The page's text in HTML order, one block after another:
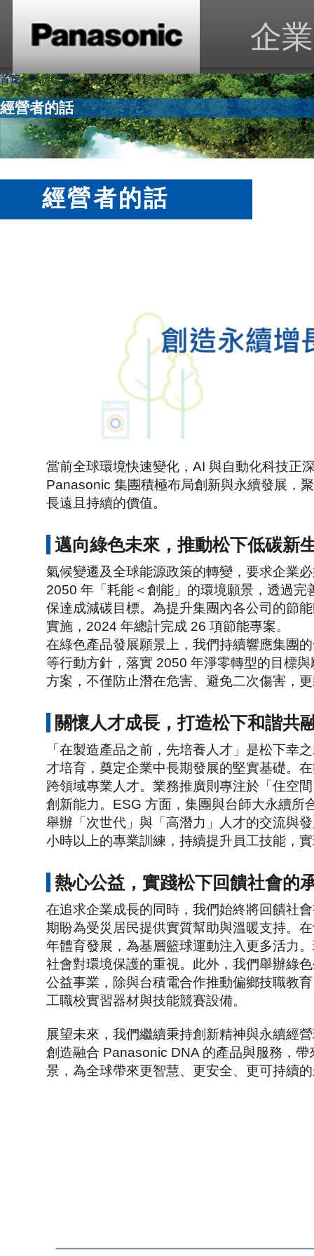
企
首頁> 永續經營 > 永續松下 > 經營者的話
經營者的話
經營者的話
當前全球環境快速變化，AI 與自動化科技正
Panasonic 集團積極布局創新與永續發展，
長遠且持續的價值。
邁向綠色未來，推動松下低碳新
氣候變遷及全球能源政策的轉變，要求企業
2050 年「耗能＜創能」的環境願景，透過
保達成減碳目標。為提升集團內各公司的節
實施，2024 年總計完成 26 項節能專案。
在綠色產品發展願景上，我們持續響應集團
等行動方針，落實 2050 年淨零轉型的目標
方案，不僅防止潛在危害、避免二次傷害，
關懷人才成長，打造松下和諧共
「在製造產品之前，先培養人才」是松下幸
才培育，奠定企業中長期發展的堅實基礎。
跨領域專業人才。業務推廣則專注於「住空
創新能力。ESG 方面，集團與台師大永續所
舉辦「次世代」與「高潛力」人才的交流與
小時以上的專業訓練，持續提升員工技能，
熱心公益，實踐松下回饋社會的
在追求企業成長的同時，我們始終將回饋社
期盼為受災居民提供實質幫助與溫暖支持。
年體育發展，為基層籃球運動注入更多活力
社會對環境保護的重視。此外，我們舉辦綠
公益事業，除與台積電合作推動偏鄉技職教
工職校實習器材與技能競賽設備。
展望未來，我們繼續秉持創新精神與永續經
創造融合 Panasonic DNA 的產品與服務，
景，為全球帶來更智慧、更安全、更可持續